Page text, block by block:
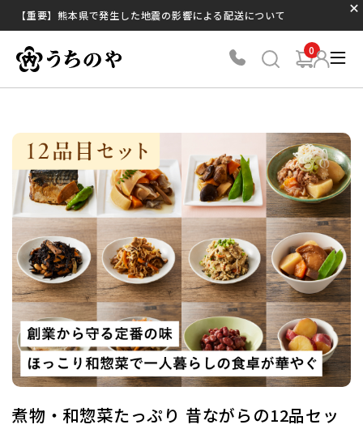
【重要】熊本県で発生した地震の影響による配送について
0
煮物・和惣菜たっぷり 昔ながらの12品セッ